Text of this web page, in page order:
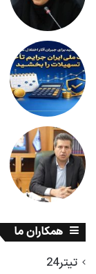
همکاران ما
تیتر24